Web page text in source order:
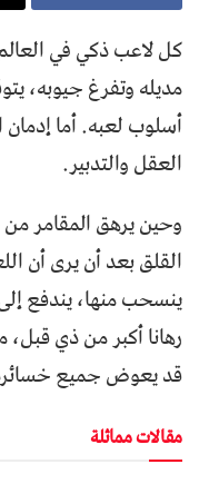
كل لاعب ذكي في
مديله وتفرغ جيوبه،
أسلوب لعبه. أما
العقل والتدبير.
وحين يرهق المقامر من
القلق بعد أن يرى أن
ينسحب منها، يندفع
رهانا أكبر من ذي قبل،
قد يعوض جميع خسائره
مقالات مماثلة